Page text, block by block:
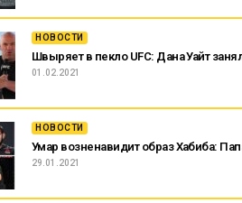
НОВОСТИ
Швыряет в пекло UFC: Дана Уайт
01.02.2021
НОВОСТИ
Умар возненавидит образ Хабиба:
29.01.2021